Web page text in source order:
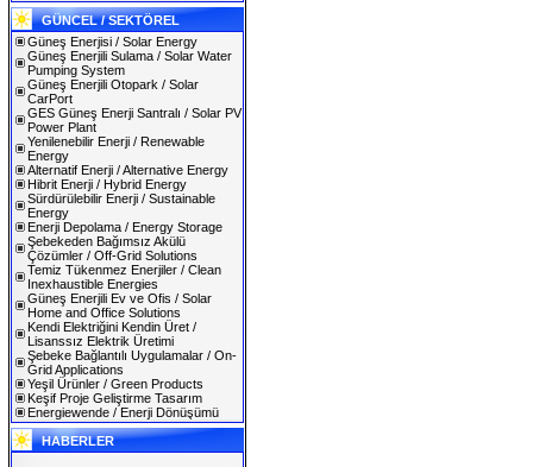
GÜNCEL / SEKTÖREL
Güneş Enerjisi / Solar Energy
Güneş Enerjili Sulama / Solar Water
Pumping System
Güneş Enerjili Otopark / Solar
CarPort
GES Güneş Enerji Santralı / Solar PV
Power Plant
Yenilenebilir Enerji / Renewable
Energy
Alternatif Enerji / Alternative Energy
Hibrit Enerji / Hybrid Energy
Sürdürülebilir Enerji / Sustainable
Energy
Enerji Depolama / Energy Storage
Şebekeden Bağımsız Akülü
Çözümler / Off-Grid Solutions
Temiz Tükenmez Enerjiler / Clean
Inexhaustible Energies
Güneş Enerjili Ev ve Ofis / Solar
Home and Office Solutions
Kendi Elektriğini Kendin Üret /
Lisanssız Elektrik Üretimi
Şebeke Bağlantılı Uygulamalar / On-
Grid Applications
Yeşil Ürünler / Green Products
Keşif Proje Geliştirme Tasarım
Energiewende / Enerji Dönüşümü
HABERLER